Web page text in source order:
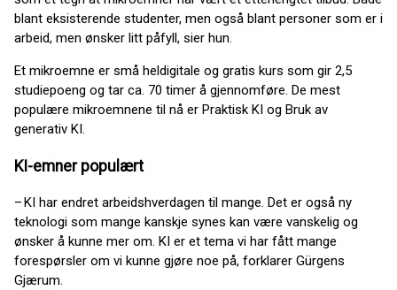
blant eksisterende studenter, men også blant personer som er i
arbeid, men ønsker litt påfyll, sier hun.
Et mikroemne er små heldigitale og gratis kurs som gir 2,5
studiepoeng og tar ca. 70 timer å gjennomføre. De mest
populære mikroemnene til nå er Praktisk KI og Bruk av
generativ KI.
KI-emner populært
– KI har endret arbeidshverdagen til mange. Det er også ny
teknologi som mange kanskje synes kan være vanskelig og
ønsker å kunne mer om. KI er et tema vi har fått mange
forespørsler om vi kunne gjøre noe på, forklarer Gürgens
Gjærum.